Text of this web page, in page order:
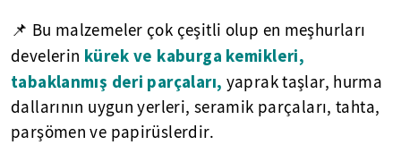
📌 Bu malzemeler çok çeşitli olup en meşhurları
develerin kürek ve kaburga kemikleri,
tabaklanmış deri parçaları, yaprak taşlar, hurma
dallarının uygun yerleri, seramik parçaları, tahta,
parşömen ve papirüslerdir.